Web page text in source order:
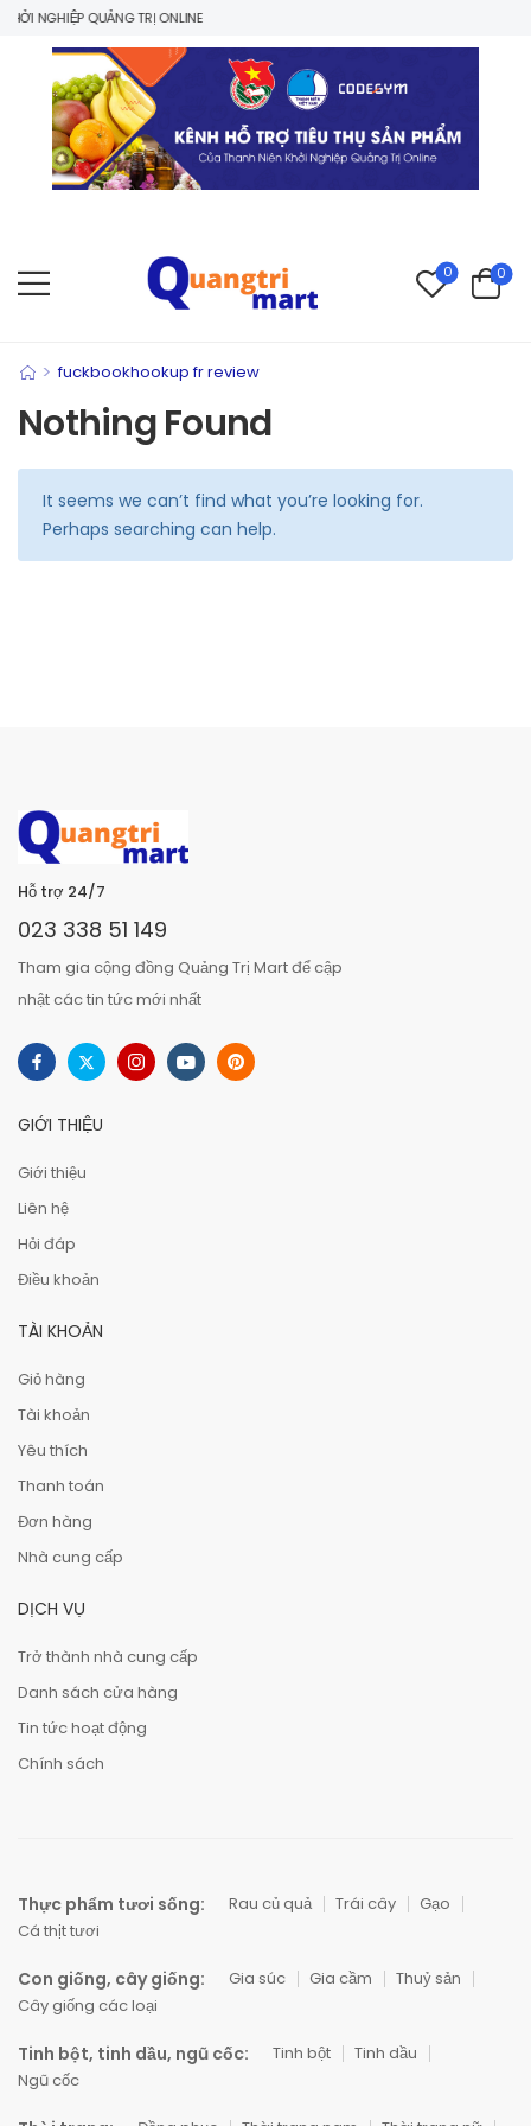
NGHIỆP QUẢNG TRỊ ONLINE
0 0
> fuckbookhookup fr review
Nothing Found
It seems we can’t find what you’re looking for.
Perhaps searching can help.
Hỗ trợ 24/7
023 338 51 149
Tham gia cộng đồng Quảng Trị Mart để cập
nhật các tin tức mới nhất
GIỚI THIỆU
Giới thiệu
Liên hệ
Hỏi đáp
Điều khoản
TÀI KHOẢN
Giỏ hàng
Tài khoản
Yêu thích
Thanh toán
Đơn hàng
Nhà cung cấp
DỊCH VỤ
Trở thành nhà cung cấp
Danh sách cửa hàng
Tin tức hoạt động
Chính sách
Thực phẩm tươi sống: Rau củ quả Trái cây
Gạo
Cá thịt tươi
Con giống, cây giống: Gia súc Gia cầm
Thuỷ sản
Cây giống các loại
Tinh bột, tinh dầu, ngũ cốc: Tinh bột
Tinh dầu
Ngũ cốc